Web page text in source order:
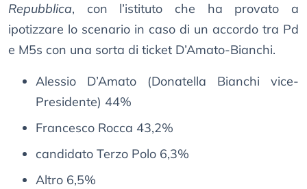
Repubblica, con l’istituto che ha provato a
ipotizzare lo scenario in caso di un accordo tra Pd
e M5s con una sorta di ticket D’Amato-Bianchi.
Alessio D’Amato (Donatella Bianchi vice-
Presidente) 44%
Francesco Rocca 43,2%
candidato Terzo Polo 6,3%
Altro 6,5%